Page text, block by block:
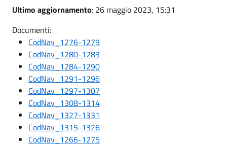
Ultimo aggiornamento: 26 maggio 2023, 15:31
Documenti:
CodNav_1276-1279
CodNav_1280-1283
CodNav_1284-1290
CodNav_1291-1296
CodNav_1297-1307
CodNav_1308-1314
CodNav_1327-1331
CodNav_1315-1326
CodNav_1266-1275